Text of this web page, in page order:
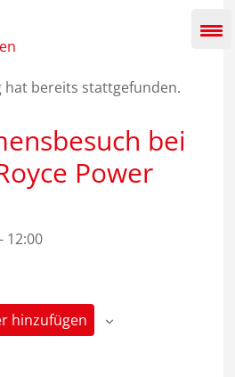
hat bereits stattgefunden.
bei
Power
- 12:00
hinzufügen